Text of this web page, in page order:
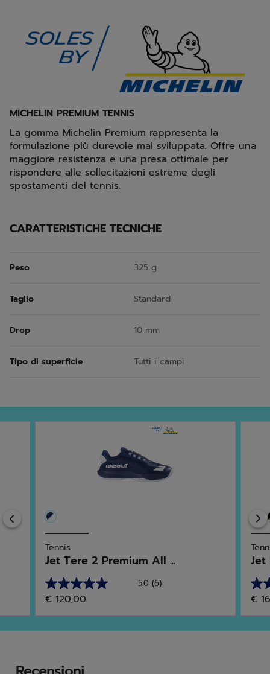
MICHELIN PREMIUM TENNIS
La gomma Michelin Premium rappresenta la
formulazione più durevole mai sviluppata. Offre una
maggiore resistenza e una presa ottimale per
rispondere alle sollecitazioni estreme degli
spostamenti del tennis.
CARATTERISTICHE TECNICHE
Peso 325 g
Taglio Standard
Drop 10 mm
Tipo di superficie Tutti i campi
Previous
Tennis
Jet Tere 2 Premium All ...
5.0 (6)
5.0
su
5
stelle.
recensioni
€ 120,00
Jet
4.6
su
5
€